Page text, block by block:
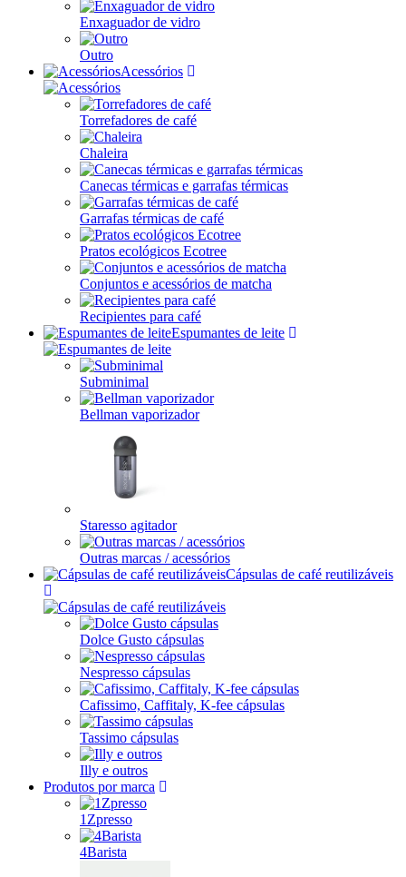
Enxaguador de vidro
Outro
Acessórios
Torrefadores de café
Chaleira
Canecas térmicas e garrafas térmicas
Garrafas térmicas de café
Pratos ecológicos Ecotree
Conjuntos e acessórios de matcha
Recipientes para café
Espumantes de leite
Subminimal
Bellman vaporizador
Staresso agitador
Outras marcas / acessórios
Cápsulas de café reutilizáveis
Dolce Gusto cápsulas
Nespresso cápsulas
Cafissimo, Caffitaly, K-fee cápsulas
Tassimo cápsulas
Illy e outros
Produtos por marca
1Zpresso
4Barista